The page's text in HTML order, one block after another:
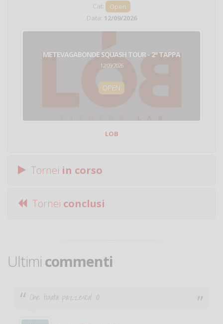
Cat:
Open
Data: 12/09/2026
METEVAGABONDE SQUASH TOUR - 2ª TAPPA
12/09/2026
OPEN
LOB
Tornei in corso
Tornei conclusi
Ultimi commenti
Ciao. Sono a Treviglio da poco e vorrei tornare a